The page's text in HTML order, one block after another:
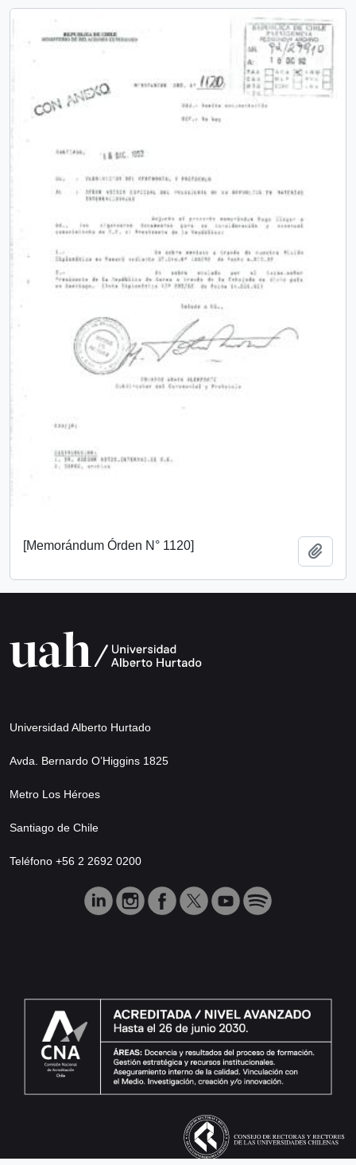
[Memorándum Órden N° 1120]
Universidad Alberto Hurtado
Avda. Bernardo O’Higgins 1825
Metro Los Héroes
Santiago de Chile
Teléfono +56 2 2692 0200